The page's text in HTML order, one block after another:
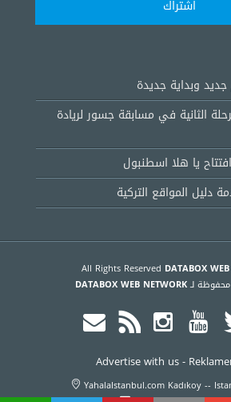
الثانية في مسابقة جسور لريادة
يا هلا اسطنبول
دليل المواقع التركية
All Rights Reserved DATABOX
لـDATABOX WEB NETWORK
Advertise with us-
YahalaIstanbul.com Kadıkoy --